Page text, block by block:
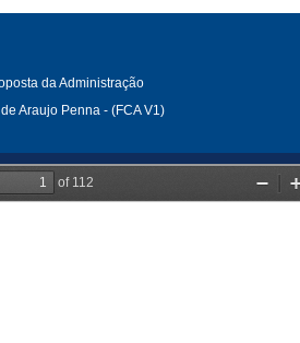
da Administração
Araujo Penna - (FCA V1)